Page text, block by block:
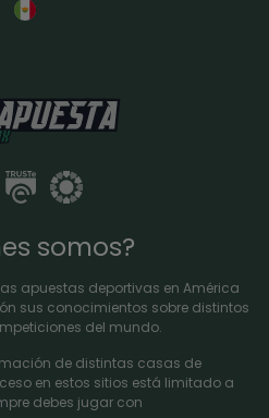
somos?
apuestas deportivas en América
sus conocimientos sobre distintos
del mundo.
de distintas casas de
en estos sitios está limitado a
debes jugar con